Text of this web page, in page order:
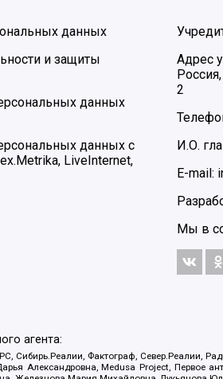
данных
и защиты
данных
данных с
LiveInternet,
Адрес
2
И.О.
E-mail:
Мы в
агента:
Фактограф, Север.Реалии,
Александровна, Medusa Project, Первое